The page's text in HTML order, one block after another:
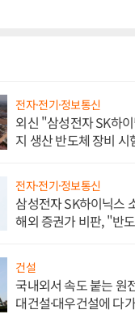
전자·전기·정보통신
외신 "삼성전자 SK하
지 생산 반도체 장비
전자·전기·정보통신
삼성전자 SK하이닉스
해외 증권가 비판, "반
건설
국내외서 속도 붙는 원
대건설·대우건설에 다